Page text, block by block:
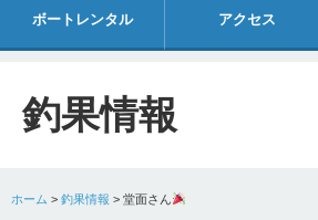
ボートレンタル アクセス
釣果情報
ホーム > 釣果情報 > 堂面さん